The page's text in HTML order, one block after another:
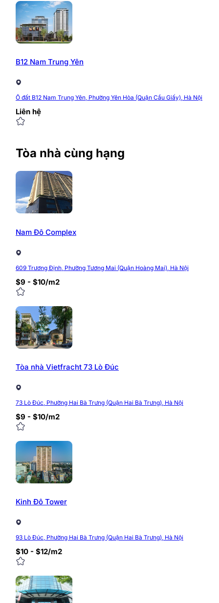
B12 Nam Trung Yên
Ô đất B12 Nam Trung Yên, Phường Yên Hòa (Quận Cầu Giấy), Hà Nội
Liên hệ
Tòa nhà cùng hạng
Nam Đô Complex
609 Trương Định, Phường Tương Mai (Quận Hoàng Mai), Hà Nội
$9 - $10/m2
Tòa nhà Vietfracht 73 Lò Đúc
73 Lò Đúc, Phường Hai Bà Trưng (Quận Hai Bà Trưng), Hà Nội
$9 - $10/m2
Kinh Đô Tower
93 Lò Đúc, Phường Hai Bà Trưng (Quận Hai Bà Trưng), Hà Nội
$10 - $12/m2